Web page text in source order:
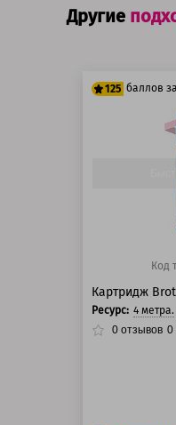
Другие
125 баллов
Код
Картридж
Ресурс: 4 метра.
0 отзывов 0